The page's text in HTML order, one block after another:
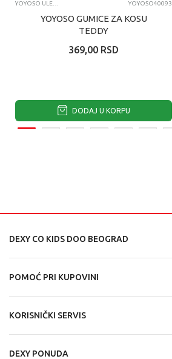
YOYOSO40093
YOYOSO GUMICE ZA KOSU
TEDDY
369,00 RSD
DODAJ U KORPU
DEXY CO KIDS DOO BEOGRAD
POMOĆ PRI KUPOVINI
KORISNIČKI SERVIS
DEXY PONUDA